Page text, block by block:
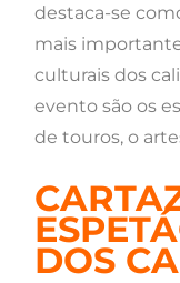
destaca-se
mais
culturais dos
evento são os
de touros, o
DOS